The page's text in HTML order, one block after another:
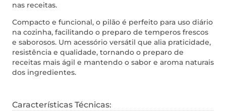
nas receitas.
Compacto e funcional, o pilão é perfeito para uso diário
na cozinha, facilitando o preparo de temperos frescos
e saborosos. Um acessório versátil que alia praticidade,
resistência e qualidade, tornando o preparo de
receitas mais ágil e mantendo o sabor e aroma naturais
dos ingredientes.
Características Técnicas: